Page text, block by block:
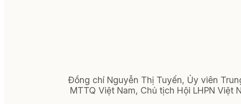
Đồng chí Nguyễn Thị Tuyến, Ủy viên
MTTQ Việt Nam, Chủ tịch Hội LHPN Việt